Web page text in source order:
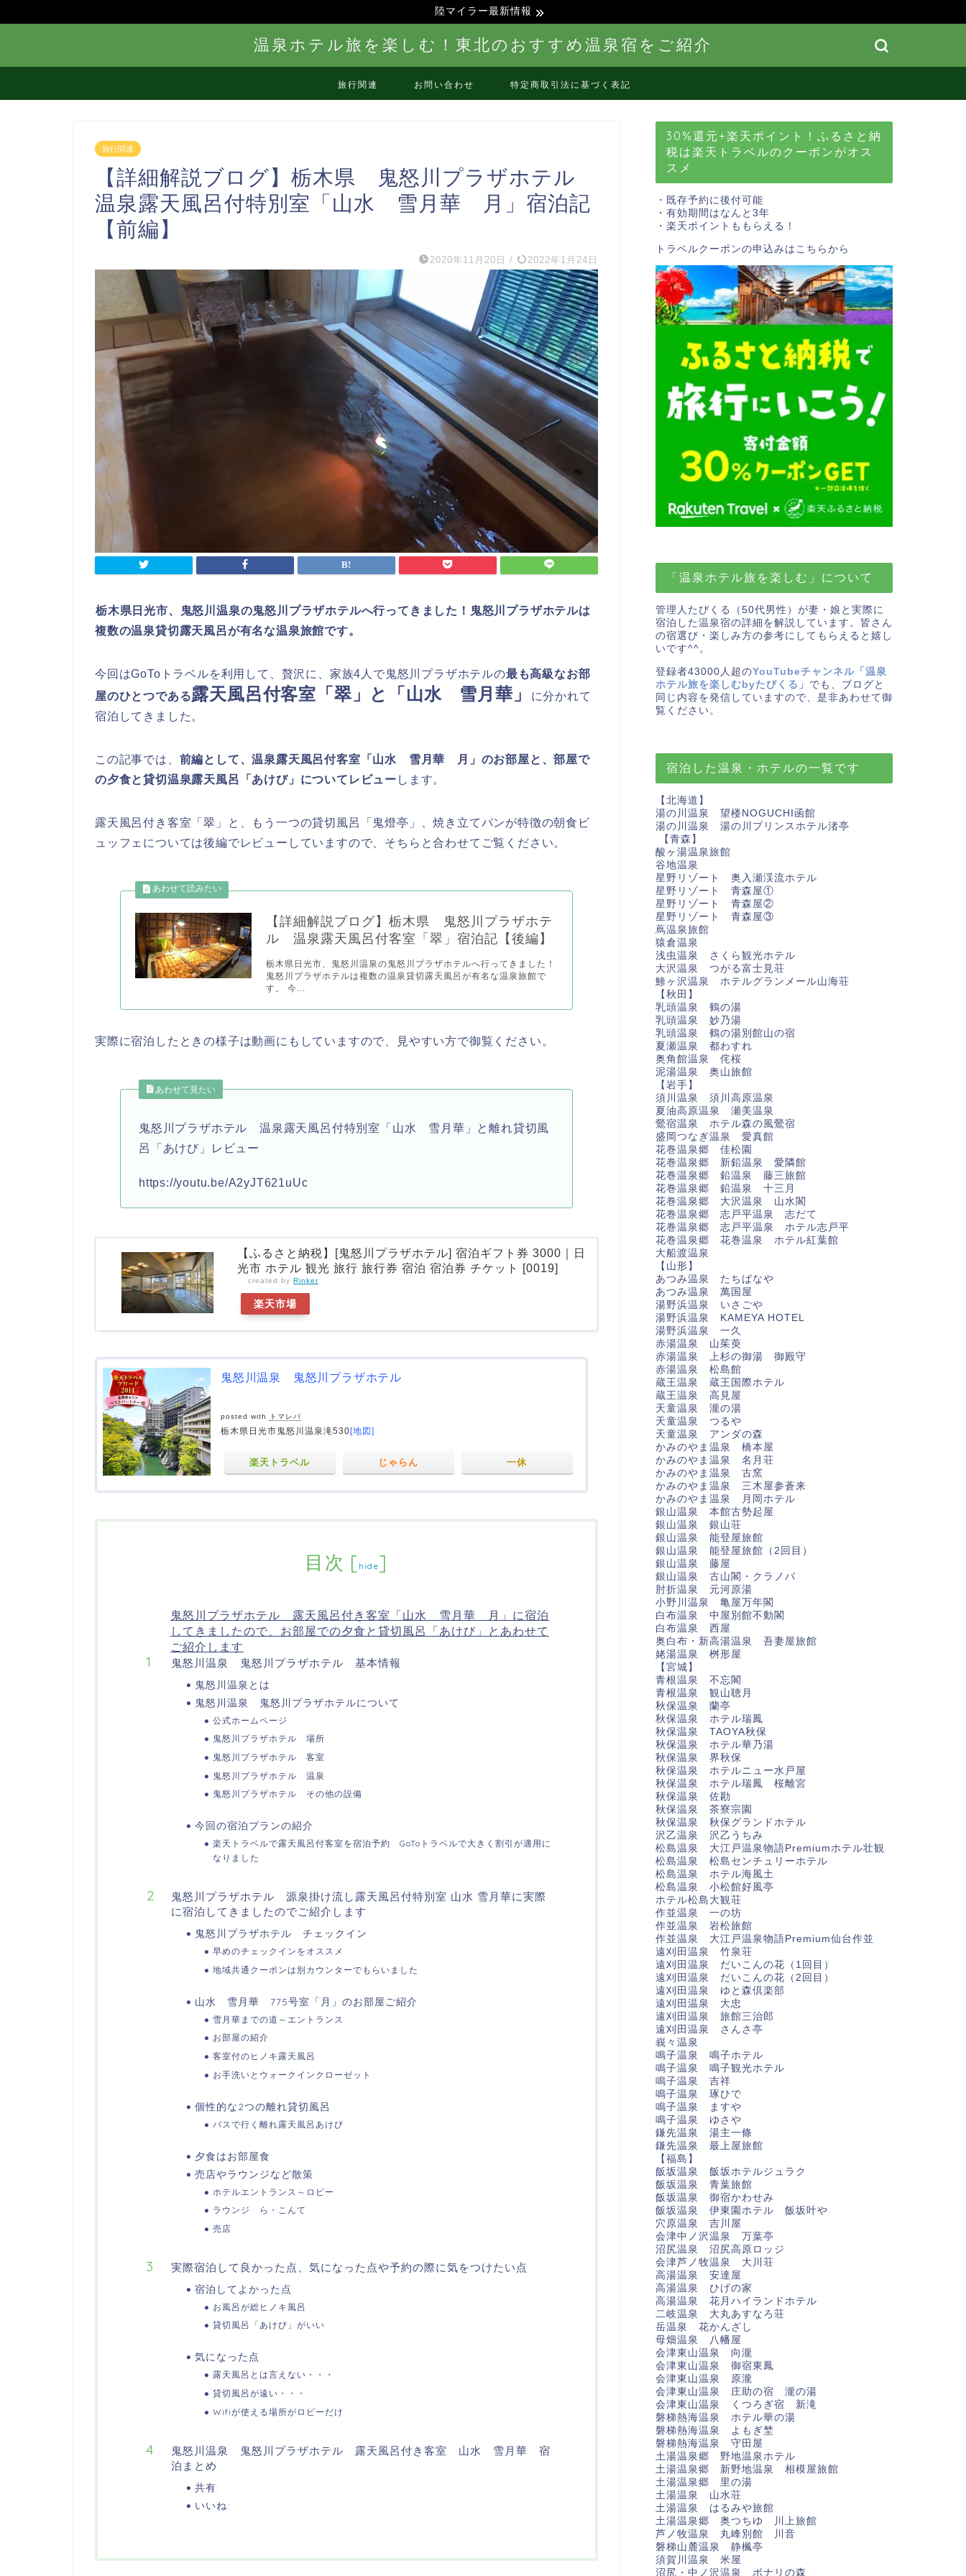
陸マイラー最新情報
温泉ホテル旅を楽しむ！東北のおすすめ温泉宿をご紹介
旅行関連 お問い合わせ 特定商取引法に基づく表記
旅行関連
【詳細解説ブログ】栃木県 鬼怒川プラザホテル
温泉露天風呂付特別室「山水 雪月華 月」宿泊記
【前編】
2020年11月20日 / 2022年1月24日
栃木県日光市、鬼怒川温泉の鬼怒川プラザホテルへ行ってきました！鬼怒川プラザホテルは
複数の温泉貸切露天風呂が有名な温泉旅館です。
今回はGoToトラベルを利用して、贅沢に、家族4人で鬼怒川プラザホテルの最も高級なお部
屋のひとつである露天風呂付客室「翠」と「山水 雪月華」
に分かれて
宿泊してきました。
この記事では、 前編として、温泉露天風呂付客室「山水 雪月華 月」のお部屋と、部屋で
の夕食と貸切温泉露天風呂「あけび」についてレビュー します。
露天風呂付き客室「翠」と、もう一つの貸切風呂「鬼燈亭」、焼き立てパンが特徴の朝食ビ
ュッフェについては後編でレビューしていますので、そちらと合わせてご覧ください。
【詳細解説ブログ】栃木県 鬼怒川プラザホテ
ル 温泉露天風呂付客室「翠」宿泊記【後編】
栃木県日光市、鬼怒川温泉の鬼怒川プラザホテルへ行ってきました！
鬼怒川プラザホテルは複数の温泉貸切露天風呂が有名な温泉旅館で
す。 今...
実際に宿泊したときの様子は動画にもしていますので、見やすい方で御覧ください。
あわせて見たい
鬼怒川プラザホテル 温泉露天風呂付特別室「山水 雪月華」と離れ貸切風
呂「あけび」レビュー
https://youtu.be/A2yJT621uUc
【ふるさと納税】[鬼怒川プラザホテル] 宿泊ギフト券 3000｜日
光市 ホテル 観光 旅行 旅行券 宿泊 宿泊券 チケット [0019]
created by Rinker
楽天市場
鬼怒川温泉 鬼怒川プラザホテル
posted with トマレバ
栃木県日光市鬼怒川温泉滝530[地図]
楽天トラベル じゃらん 一休
目次 [ hide]
鬼怒川プラザホテル 露天風呂付き客室「山水 雪月華 月」に宿泊
してきましたので、お部屋での夕食と貸切風呂「あけび」とあわせて
ご紹介します
鬼怒川温泉 鬼怒川プラザホテル 基本情報
鬼怒川温泉とは
鬼怒川温泉 鬼怒川プラザホテルについて
公式ホームページ
鬼怒川プラザホテル 場所
鬼怒川プラザホテル 客室
鬼怒川プラザホテル 温泉
鬼怒川プラザホテル その他の設備
今回の宿泊プランの紹介
楽天トラベルで露天風呂付客室を宿泊予約 GoToトラベルで大きく割引が適用に
なりました
鬼怒川プラザホテル 源泉掛け流し露天風呂付特別室 山水 雪月華に実際
に宿泊してきましたのでご紹介します
鬼怒川プラザホテル チェックイン
早めのチェックインをオススメ
地域共通クーポンは別カウンターでもらいました
山水 雪月華 775号室「月」のお部屋ご紹介
雪月華までの道～エントランス
お部屋の紹介
客室付のヒノキ露天風呂
お手洗いとウォークインクローゼット
個性的な2つの離れ貸切風呂
バスで行く離れ露天風呂あけび
夕食はお部屋食
売店やラウンジなど散策
ホテルエントランス～ロビー
ラウンジ ら・こんて
売店
実際宿泊して良かった点、気になった点や予約の際に気をつけたい点
宿泊してよかった点
お風呂が総ヒノキ風呂
貸切風呂「あけび」がいい
気になった点
露天風呂とは言えない・・・
貸切風呂が遠い・・・
Wifiが使える場所がロビーだけ
鬼怒川温泉 鬼怒川プラザホテル 露天風呂付き客室 山水 雪月華 宿
泊まとめ
共有:
いいね:
30%還元+楽天ポイント！ふるさと納
税は楽天トラベルのクーポンがオス
スメ
・既存予約に後付可能
・有効期間はなんと3年
・楽天ポイントももらえる！
トラベルクーポンの申込みはこちら から
「温泉ホテル旅を楽しむ」について
管理人たびくる（50代男性）が妻・娘と実際に
宿泊した温泉宿の詳細を解説しています。皆さん
の宿選び・楽しみ方の参考にしてもらえると嬉し
いです^^。
登録者43000人超のYouTubeチャンネル「温泉
ホテル旅を楽しむbyたびくる」 でも、ブログと
同じ内容を発信していますので、是非あわせて御
覧ください。
宿泊した温泉・ホテルの一覧です
【北海道】
湯の川温泉 望楼NOGUCHI函館
湯の川温泉 湯の川プリンスホテル渚亭
【青森】
酸ヶ湯温泉旅館
谷地温泉
星野リゾート 奥入瀬渓流ホテル
星野リゾート 青森屋①
星野リゾート 青森屋②
星野リゾート 青森屋③
蔦温泉旅館
猿倉温泉
浅虫温泉 さくら観光ホテル
大沢温泉 つがる富士見荘
鯵ヶ沢温泉 ホテルグランメール山海荘
【秋田】
乳頭温泉 鶴の湯
乳頭温泉 妙乃湯
乳頭温泉 鶴の湯別館山の宿
夏瀬温泉 都わすれ
奥角館温泉 侘桜
泥湯温泉 奥山旅館
【岩手】
須川温泉 須川高原温泉
夏油高原温泉 瀬美温泉
鶯宿温泉 ホテル森の風鶯宿
盛岡つなぎ温泉 愛真館
花巻温泉郷 佳松園
花巻温泉郷 新鉛温泉 愛隣館
花巻温泉郷 鉛温泉 藤三旅館
花巻温泉郷 鉛温泉 十三月
花巻温泉郷 大沢温泉 山水閣
花巻温泉郷 志戸平温泉 志だて
花巻温泉郷 志戸平温泉 ホテル志戸平
花巻温泉郷 花巻温泉 ホテル紅葉館
大船渡温泉
【山形】
あつみ温泉 たちばなや
あつみ温泉 萬国屋
湯野浜温泉 いさごや
湯野浜温泉 KAMEYA HOTEL
湯野浜温泉 一久
赤湯温泉 山茱萸
赤湯温泉 上杉の御湯 御殿守
赤湯温泉 松島館
蔵王温泉 蔵王国際ホテル
蔵王温泉 高見屋
天童温泉 瀧の湯
天童温泉 つるや
天童温泉 アンダの森
かみのやま温泉 橋本屋
かみのやま温泉 名月荘
かみのやま温泉 古窯
かみのやま温泉 三木屋参蒼来
かみのやま温泉 月岡ホテル
銀山温泉 本館古勢起屋
銀山温泉 銀山荘
銀山温泉 能登屋旅館
銀山温泉 能登屋旅館（2回目）
銀山温泉 藤屋
銀山温泉 古山閣・クラノバ
肘折温泉 元河原湯
小野川温泉 亀屋万年閣
白布温泉 中屋別館不動閣
白布温泉 西屋
奥白布・新高湯温泉 吾妻屋旅館
姥湯温泉 桝形屋
【宮城】
青根温泉 不忘閣
青根温泉 観山聴月
秋保温泉 蘭亭
秋保温泉 ホテル瑞鳳
秋保温泉 TAOYA秋保
秋保温泉 ホテル華乃湯
秋保温泉 界秋保
秋保温泉 ホテルニュー水戸屋
秋保温泉 ホテル瑞鳳 桜離宮
秋保温泉 佐勘
秋保温泉 茶寮宗園
秋保温泉 秋保グランドホテル
沢乙温泉 沢乙うちみ
松島温泉 大江戸温泉物語Premiumホテル壮観
松島温泉 松島センチュリーホテル
松島温泉 ホテル海風土
松島温泉 小松館好風亭
ホテル松島大観荘
作並温泉 一の坊
作並温泉 岩松旅館
作並温泉 大江戸温泉物語Premium仙台作並
遠刈田温泉 竹泉荘
遠刈田温泉 だいこんの花（1回目）
遠刈田温泉 だいこんの花（2回目）
遠刈田温泉 ゆと森倶楽部
遠刈田温泉 大忠
遠刈田温泉 旅館三治郎
遠刈田温泉 さんさ亭
峩々温泉
鳴子温泉 鳴子ホテル
鳴子温泉 鳴子観光ホテル
鳴子温泉 吉祥
鳴子温泉 琢ひで
鳴子温泉 ますや
鳴子温泉 ゆさや
鎌先温泉 湯主一條
鎌先温泉 最上屋旅館
【福島】
飯坂温泉 飯坂ホテルジュラク
飯坂温泉 青葉旅館
飯坂温泉 御宿かわせみ
飯坂温泉 伊東園ホテル 飯坂叶や
穴原温泉 吉川屋
会津中ノ沢温泉 万葉亭
沼尻温泉 沼尻高原ロッジ
会津芦ノ牧温泉 大川荘
高湯温泉 安達屋
高湯温泉 ひげの家
高湯温泉 花月ハイランドホテル
二岐温泉 大丸あすなろ荘
岳温泉 花かんざし
母畑温泉 八幡屋
会津東山温泉 向瀧
会津東山温泉 御宿東鳳
会津東山温泉 原瀧
会津東山温泉 庄助の宿 瀧の湯
会津東山温泉 くつろぎ宿 新滝
磐梯熱海温泉 ホテル華の湯
磐梯熱海温泉 よもぎ埜
磐梯熱海温泉 守田屋
土湯温泉郷 野地温泉ホテル
土湯温泉郷 新野地温泉 相模屋旅館
土湯温泉郷 里の湯
土湯温泉 山水荘
土湯温泉 はるみや旅館
土湯温泉郷 奥つちゆ 川上旅館
芦ノ牧温泉 丸峰別館 川音
磐梯山麓温泉 静楓亭
須賀川温泉 米屋
沼尻・中ノ沢温泉 ボナリの森